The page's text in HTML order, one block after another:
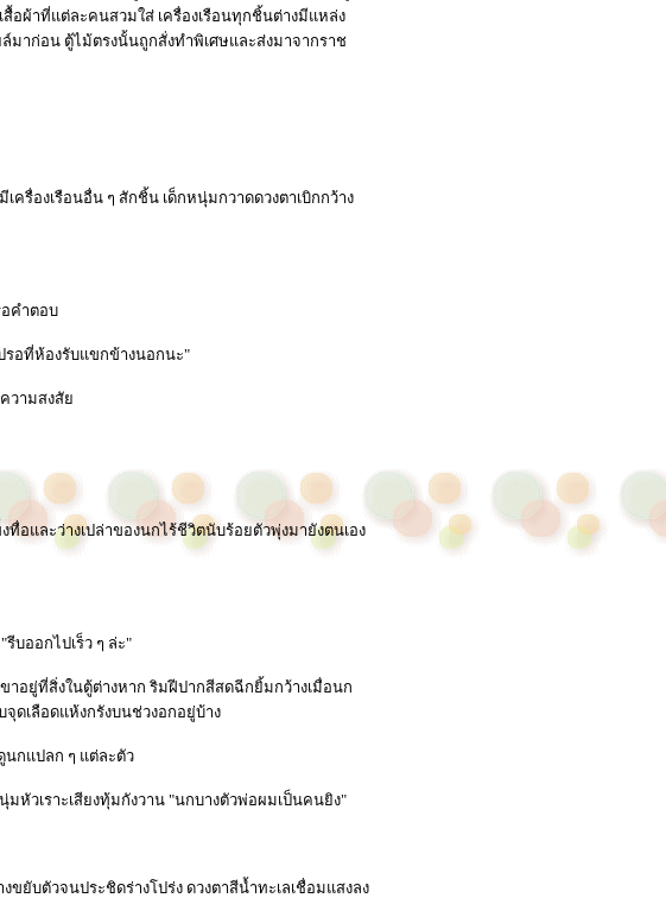
ผ้าที่แต่ละคนสวมใส่ เครื่องเรือนทุกชิ้นต่างมีแหล่ง
มาก่อน ตู้ไม้ตรงนั้นถูกสั่งทำพิเศษและส่งมาจากราช
รื่องเรือนอื่น ๆ สักชิ้น เด็กหนุ่มกวาดดวงตาเบิกกว้าง
คำตอบ
รอที่ห้องรับแขกข้างนอกนะ"
วามสงสัย
และว่างเปล่าของนกไร้ชีวิตนับร้อยตัวพุ่งมายังตนเอง
บออกไปเร็ว ๆ ล่ะ"
อยู่ที่สิ่งในตู้ต่างหาก ริมฝีปากสีสดฉีกยิ้มกว้างเมื่อนก
ดเลือดแห้งกรังบนช่วงอกอยู่บ้าง
นกแปลก ๆ แต่ละตัว
วเราะเสียงทุ้มกังวาน "นกบางตัวพ่อผมเป็นคนยิง"
บตัวจนประชิดร่างโปร่ง ดวงตาสีน้ำทะเลเชื่อมแสงลง